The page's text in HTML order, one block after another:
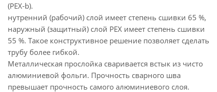
(PEX-b).
нутренний (рабочий) слой имеет степень сшивки 65 %,
наружный (защитный) слой PEX имеет степень сшивки
55 %. Такое конструктивное решение позволяет сделать
трубу более гибкой.
Металлическая прослойка сваривается встык из чисто
алюминиевой фольги. Прочность сварного шва
превышает прочность самого алюминиевого слоя.